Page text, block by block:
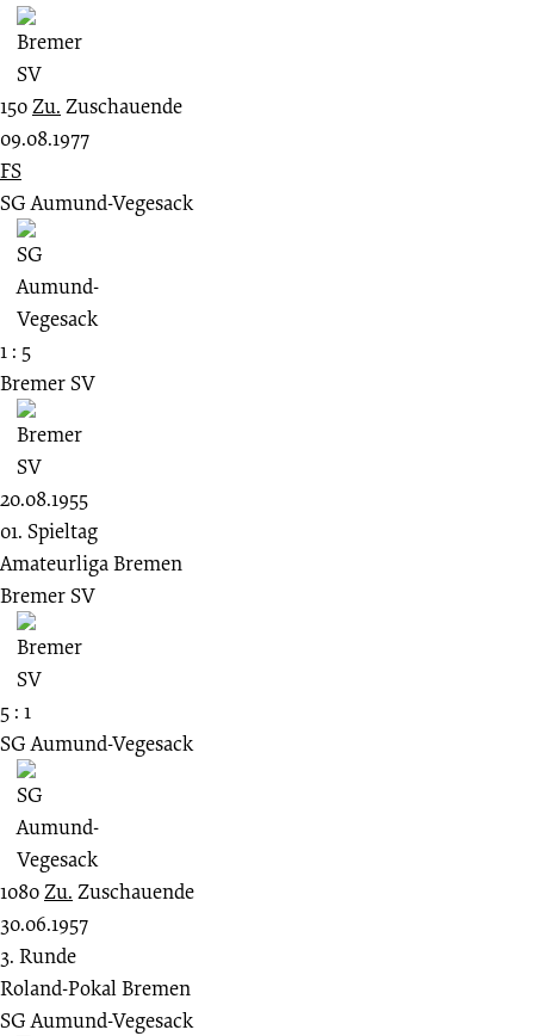
150Zu. Zuschauende
09.08.1977
FS
SG Aumund-Vegesack
1 : 5
Bremer SV
20.08.1955
01. Spieltag
Amateurliga Bremen
Bremer SV
5 : 1
SG Aumund-Vegesack
1080Zu. Zuschauende
30.06.1957
3. Runde
Roland-Pokal Bremen
SG Aumund-Vegesack